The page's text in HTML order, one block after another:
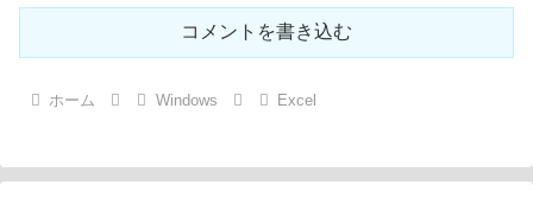
コメントを書き込む
ホーム Windows Excel